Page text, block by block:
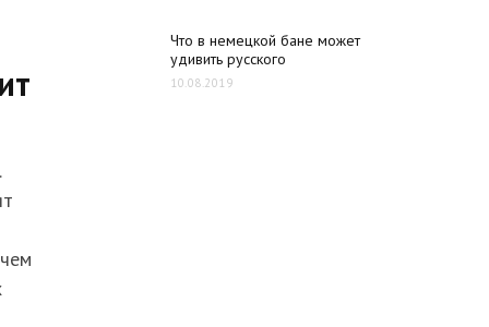
Что в немецкой бане может
удивить русского
10.08.2019